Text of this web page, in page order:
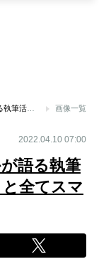
作家として注目、青木さやかが語る執筆活動「パソコンを使えない」と全てスマホで入力 画像一覧
2022.04.10 07:00
語る執筆
全てスマ